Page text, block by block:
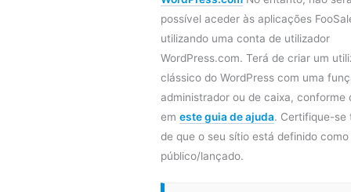
possível aceder às aplicações
utilizando uma conta de utilizador
WordPress.com. Terá de criar um
clássico do WordPress com uma
administrador ou de caixa, conforme
em este guia de ajuda. Certifique-se
de que o seu sítio está definido como
público/lançado.